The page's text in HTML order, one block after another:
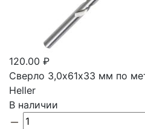
120.00 ₽
Сверло 3,0х61х33 мм по
Heller
В наличии